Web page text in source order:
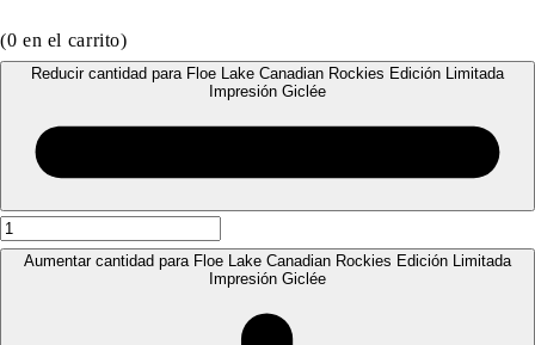
(0 en el carrito)
Reducir cantidad para Floe Lake Canadian Rockies Edición Limitada
Impresión Giclée
Aumentar cantidad para Floe Lake Canadian Rockies Edición Limitada
Impresión Giclée